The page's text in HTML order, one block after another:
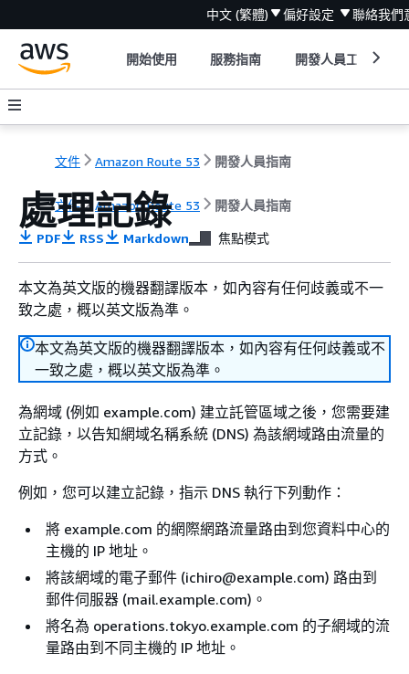
中文 (繁體) 偏好設定 聯絡我們
開始使用 服務指南 開發人員工具
文件 Amazon Route 53 開發人員指南
文件 Amazon Route 53 開發人員指南
處理記錄
PDF RSS Markdown 焦點模式
本文為英文版的機器翻譯版本，如內容有任何歧義或不一
致之處，概以英文版為準。
本文為英文版的機器翻譯版本，如內容有任何歧義或不
一致之處，概以英文版為準。
為網域 (例如 example.com) 建立託管區域之後，您需要建
立記錄，以告知網域名稱系統 (DNS) 為該網域路由流量的
方式。
例如，您可以建立記錄，指示 DNS 執行下列動作：
將 example.com 的網際網路流量路由到您資料中心的
主機的 IP 地址。
將該網域的電子郵件 (ichiro@example.com) 路由到
郵件伺服器 (mail.example.com)。
將名為 operations.tokyo.example.com 的子網域的流
量路由到不同主機的 IP 地址。